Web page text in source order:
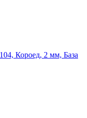
Короед, 2 мм, База